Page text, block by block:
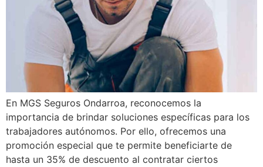
En MGS Seguros Ondarroa, reconocemos la
importancia de brindar soluciones específicas para los
trabajadores autónomos. Por ello, ofrecemos una
promoción especial que te permite beneficiarte de
hasta un 35% de descuento al contratar ciertos